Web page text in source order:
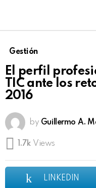
Gestión
El perfil
TIC ante los
2016
by Guillermo A.
1.7k Views
LINKEDIN